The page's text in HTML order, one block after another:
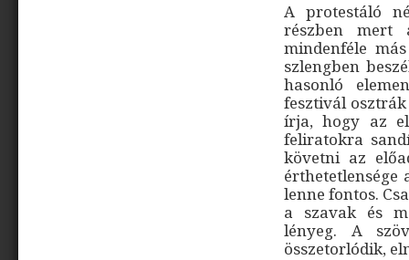
A protestáló
részben
mindenféle
szlengben
hasonló
fesztivál
írja, hogy az
feliratokra
követni az
érthetetlensége
lenne fontos.
a szavak és
lényeg. A
összetorlódik,